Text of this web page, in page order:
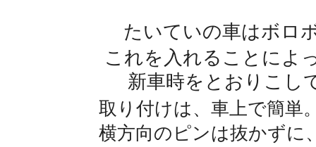
たいていの車はボロ
これを入れることによ
新車時をとおりこし
取り付けは、車上で簡単
横方向のピンは抜かずに